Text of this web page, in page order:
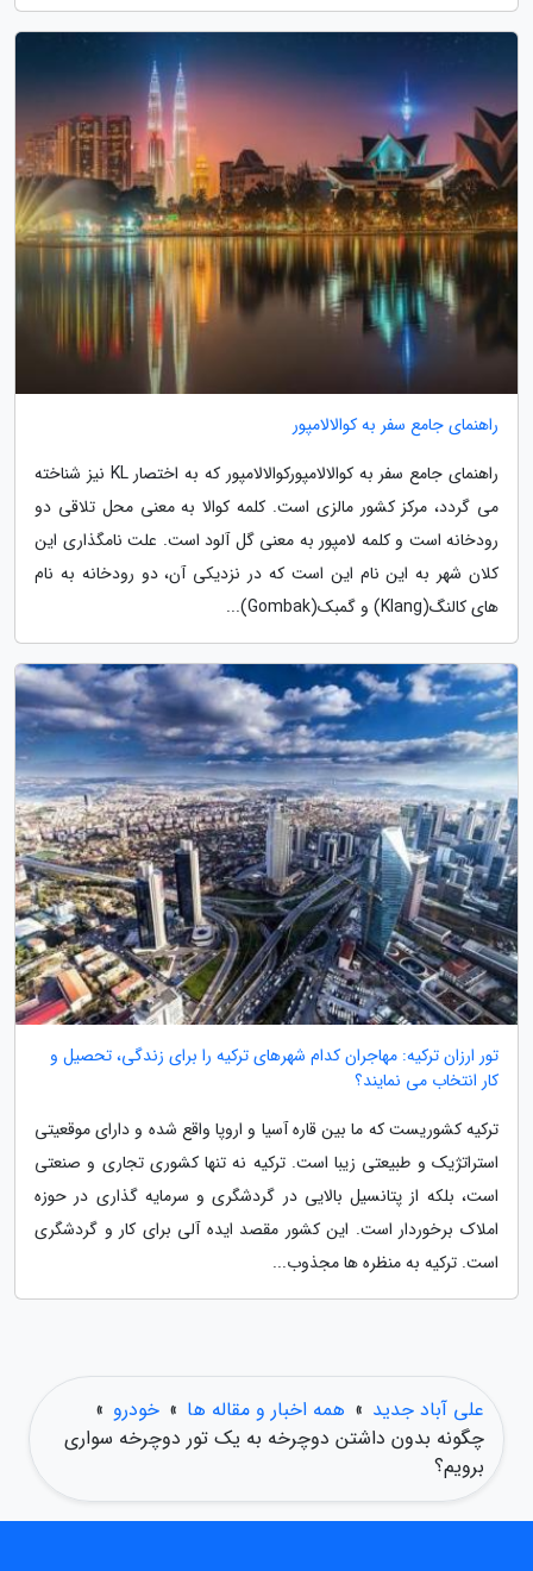
راهنمای جامع سفر به کوالالامپور
راهنمای جامع سفر به کوالالامپورکوالالامپور که به اختصار KL نیز شناخته
می گردد، مرکز کشور مالزی است. کلمه کوالا به معنی محل تلاقی دو
رودخانه است و کلمه لامپور به معنی گل آلود است. علت نامگذاری این
کلان شهر به این نام این است که در نزدیکی آن، دو رودخانه به نام
های کالنگ(Klang) و گمبک(Gombak)...
تور ارزان ترکیه: مهاجران کدام شهرهای ترکیه را برای زندگی، تحصیل و
کار انتخاب می نمایند؟
ترکیه کشوریست که ما بین قاره آسیا و اروپا واقع شده و دارای موقعیتی
استراتژیک و طبیعتی زیبا است. ترکیه نه تنها کشوری تجاری و صنعتی
است، بلکه از پتانسیل بالایی در گردشگری و سرمایه گذاری در حوزه
املاک برخوردار است. این کشور مقصد ایده آلی برای کار و گردشگری
است. ترکیه به منظره ها مجذوب...
علی آباد جدید » همه اخبار و مقاله ها » خودرو »
چگونه بدون داشتن دوچرخه به یک تور دوچرخه سواری
برویم؟